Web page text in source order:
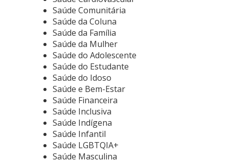
Saúde Comunitária
Saúde da Coluna
Saúde da Família
Saúde da Mulher
Saúde do Adolescente
Saúde do Estudante
Saúde do Idoso
Saúde e Bem-Estar
Saúde Financeira
Saúde Inclusiva
Saúde Indígena
Saúde Infantil
Saúde LGBTQIA+
Saúde Masculina